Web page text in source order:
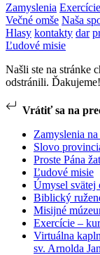
Zamyslenia Exercície
Večné omše Naša
Hlasy kontakty dar
Ľudové misie
Našli ste na stránke
odstránili. Ďakujeme!
Vrátiť sa na
Zamyslenia
Slovo
Proste Pána
Ľudové misie
Úmysel svätej
Biblický
Misijné
Exercície –
Virtuálna
sv. Arnolda